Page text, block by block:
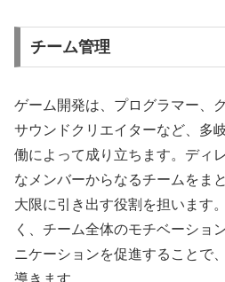
チーム管理
ゲーム開発は、プログラマー、
サウンドクリエイターなど、多
働によって成り立ちます。ディ
なメンバーからなるチームをま
大限に引き出す役割を担います
く、チーム全体のモチベーショ
ニケーションを促進することで
導きます。